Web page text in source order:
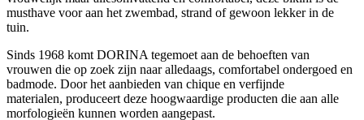
musthave voor aan het zwembad, strand of gewoon lekker in de
tuin.
Sinds 1968 komt DORINA tegemoet aan de behoeften van
vrouwen die op zoek zijn naar alledaags, comfortabel ondergoed en
badmode. Door het aanbieden van chique en verfijnde
materialen, produceert deze hoogwaardige producten die aan alle
morfologieën kunnen worden aangepast.